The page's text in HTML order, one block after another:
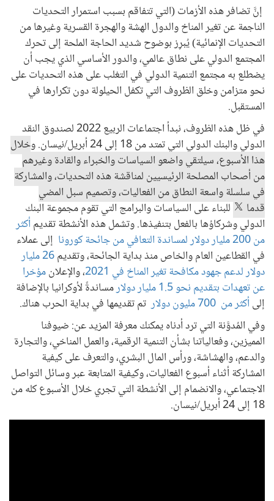
إنَّ تضافر هذه الأزمات (التي تتفاقم بسبب استمرار التحديات
الناجمة عن تغير المناخ والدول الهشة والهجرة القسرية وغيرها من
التحديات الإنمائية) يُبرِز بوضوح شديد الحاجة الملحة إلى تحرك
المجتمع الدولي على نطاق عالمي، والدور الأساسي الذي يجب أن
يضطلع به مجتمع التنمية الدولي في التغلب على هذه التحديات على
نحو متزامن وخلق الظروف التي تكفل الحيلولة دون تكرارها في
المستقبل.
في ظل هذه الظروف، نبدأ اجتماعات الربيع 2022 لصندوق النقد
الدولي والبنك الدولي التي تمتد من 18 إلى 24 أبريل/نيسان. و
خلال
هذا الأسبوع، سيلتقي واضعو السياسات والخبراء والقادة وغيرهم
من أصحاب المصلحة الرئيسيين لمناقشة هذه التحديات، والمشاركة
في سلسلة واسعة النطاق من الفعاليات، وتصميم سبل المضي
قدما
للبناء على السياسات والبرامج التي تقوم مجموعة البنك
الدولي وشركاؤها بالفعل بتنفيذها. وتشمل هذه الأنشطة تقديم أكثر
من 200 مليار دولار لمساندة التعافي من جائحة كورونا
إلى عملاء
في القطاعين العام والخاص منذ بداية الجائحة، وتقديم
26 مليار
دولار لدعم جهود مكافحة تغير المناخ في 2021
، والإعلانمؤخرا
عن تعهدات بتقديم نحو 1.5 مليار دولار
مساندةً لأوكرانيا بالإضافة
إلى أكثر من 700 مليون دولار
تم تقديمها في بداية الحرب هناك.
وفي المُدوَّنة التي ترد أدناه يمكنك معرفة المزيد عن: ضيوفنا
المميزين، وفعالياتنا بشأن التنمية الرقمية، والعمل المناخي، والتجارة
والدعم، والهشاشة، ورأس المال البشري، والتعرف على كيفية
المشاركة أثناء أسبوع الفعاليات، وكيفية المتابعة عبر وسائل التواصل
الاجتماعي، والانضمام إلى الأنشطة التي تجري خلال الأسبوع كله من
18 إلى 24 أبريل/نيسان.